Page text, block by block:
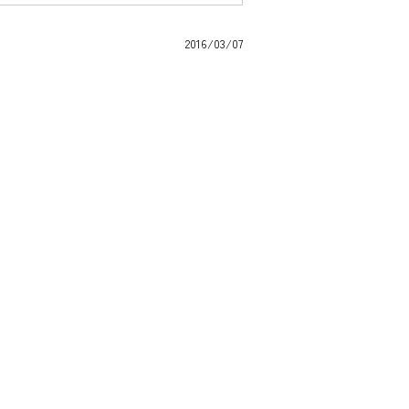
2016/03/07